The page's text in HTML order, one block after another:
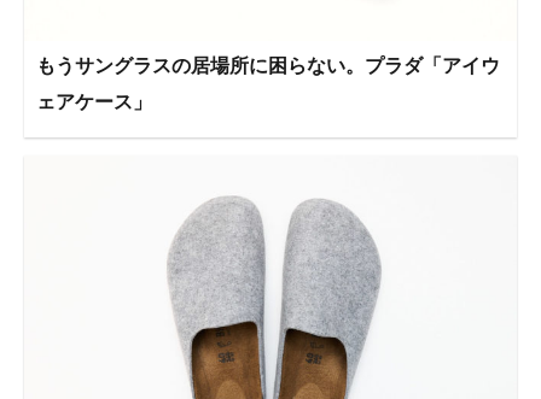
もうサングラスの居場所に困らない。プラダ「アイウ
ェアケース」